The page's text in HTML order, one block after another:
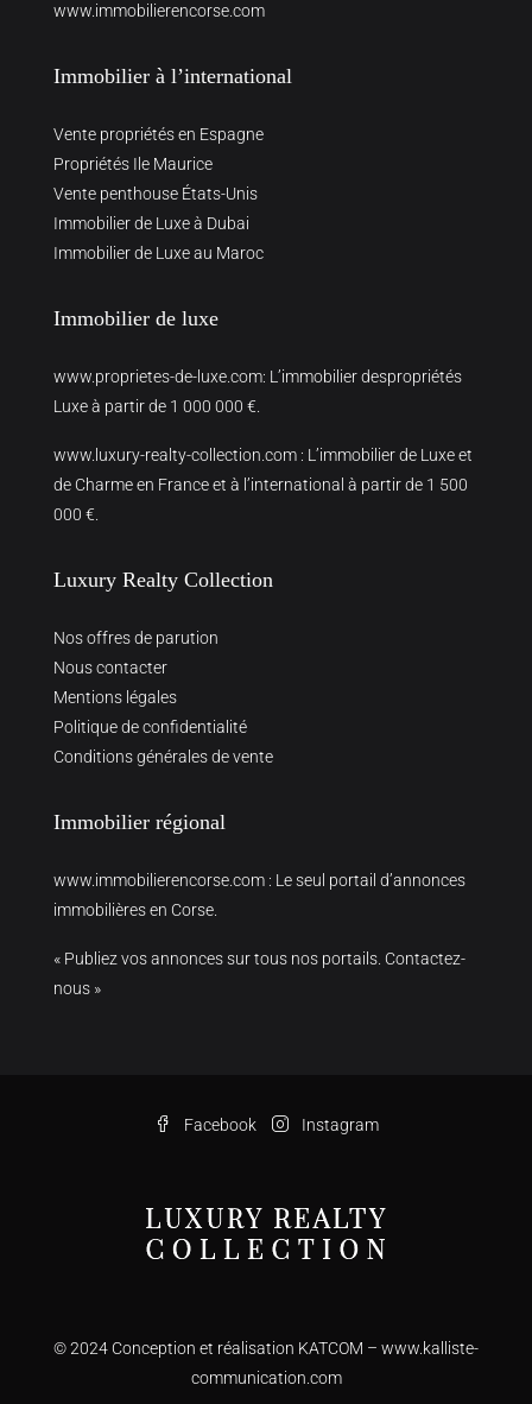
www.immobilierencorse.com
Immobilier à l’international
Vente propriétés en Espagne
Propriétés Ile Maurice
Vente penthouse États-Unis
Immobilier de Luxe à Dubai
Immobilier de Luxe au Maroc
Immobilier de luxe
www.proprietes-de-luxe.com: L’immobilier despropriétés
Luxe à partir de 1 000 000 €.
www.luxury-realty-collection.com : L’immobilier de Luxe et
de Charme en France et à l’international à partir de 1 500
000 €.
Luxury Realty Collection
Nos offres de parution
Nous contacter
Mentions légales
Politique de confidentialité
Conditions générales de vente
Immobilier régional
www.immobilierencorse.com : Le seul portail d’annonces
immobilières en Corse.
« Publiez vos annonces sur tous nos portails. Contactez-
nous »
Facebook Instagram
© 2024 Conception et réalisation KATCOM – www.kalliste-
communication.com